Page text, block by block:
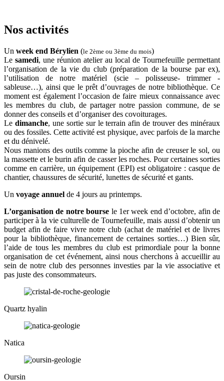
Nos activités
Un week end Bérylien (le 2ème ou 3ème du mois)
Le samedi, une réunion atelier au local de Tournefeuille permettant
l’organisation de la vie du club (préparation de la bourse par ex),
l’utilisation de notre matériel (scie – polisseuse- trimmer -
sableuse…), ainsi que le prêt d’ouvrages de notre bibliothèque. Ce
moment est également l’occasion de faire mieux connaissance avec
les membres du club, de partager notre passion commune, de se
donner des conseils et d’organiser des covoiturages.
Le dimanche, une sortie sur le terrain afin de trouver des minéraux
ou des fossiles. Cette activité est physique, avec parfois de la marche
et du dénivelé.
Nous manions des outils comme la pioche afin de creuser le sol, ou
la massette et le burin afin de casser les roches. Pour certaines sorties
comme en carrière, un équipement (EPI) est obligatoire : casque de
chantier, chaussures de sécurité, lunettes de sécurité et gants.
Un voyage annuel de 4 jours au printemps.
L’organisation de notre bourse le 1er week end d’octobre, afin de
participer à la vie culturelle de Tournefeuille, mais aussi d’obtenir un
budget afin de faire vivre notre club (achat de matériel et de livres
pour la bibliothèque, financement de certaines sorties…) Bien sûr,
l’aide de tous les membres du club est primordiale pour la bonne
organisation de cet événement, ainsi nous cherchons à accueillir au
sein de notre club des personnes investies par la vie associative et
pas juste des consommateurs.
Quartz hyalin
Natica
Oursin